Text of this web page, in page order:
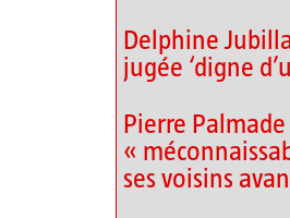
Delphine
jugée ‘digne
Pierre
«
ses voisins